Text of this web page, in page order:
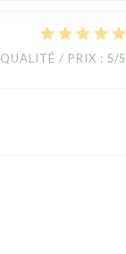
QUALITÉ / PRIX : 5/5